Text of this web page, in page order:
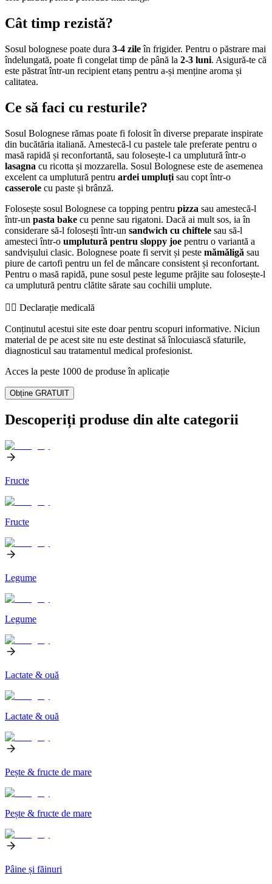
Cât timp rezistă?
Sosul bolognese poate dura 3-4 zileîn frigider. Pentru o păstrare mai
îndelungată, poate fi congelat timp de până la 2-3 luni. Asigură-te că
este păstrat într-un recipient etanș pentru a-și menține aroma și
calitatea.
Ce să faci cu resturile?
Sosul Bolognese rămas poate fi folosit în diverse preparate inspirate
din bucătăria italiană. Amestecă-l cu pastele tale preferate pentru o
masă rapidă și reconfortantă, sau folosește-l ca umplutură într-o
lasagna cu ricotta și mozzarella. Sosul Bolognese este de asemenea
excelent ca umplutură pentru ardei umpluți sau copt într-o
casserole cu paste și brânză.
Folosește sosul Bolognese ca topping pentru pizza sau amestecă-l
într-un pasta bake cu penne sau rigatoni. Dacă ai mult sos, ia în
considerare să-l folosești într-un sandwich cu chiftele sau să-l
amesteci într-o umplutură pentru sloppy joe pentru o variantă a
sandvișului clasic. Bolognese poate fi servit și peste mămăligă sau
piure de cartofi pentru un fel de mâncare consistent și reconfortant.
Pentru o masă rapidă, pune sosul peste legume prăjite sau folosește-l
ca umplutură pentru clătite sărate sau cochilii umplute.
👨‍⚕️️ Declarație medicală
Conținutul acestui site este doar pentru scopuri informative. Niciun
material de pe acest site nu este destinat să înlocuiască sfaturile,
diagnosticul sau tratamentul medical profesionist.
Acces la peste 1000 de produse în aplicație
Obține GRATUIT
Descoperiți produse din alte categorii
Fructe
Fructe
Legume
Legume
Lactate & ouă
Lactate & ouă
Pește & fructe de mare
Pește & fructe de mare
Pâine și făinuri